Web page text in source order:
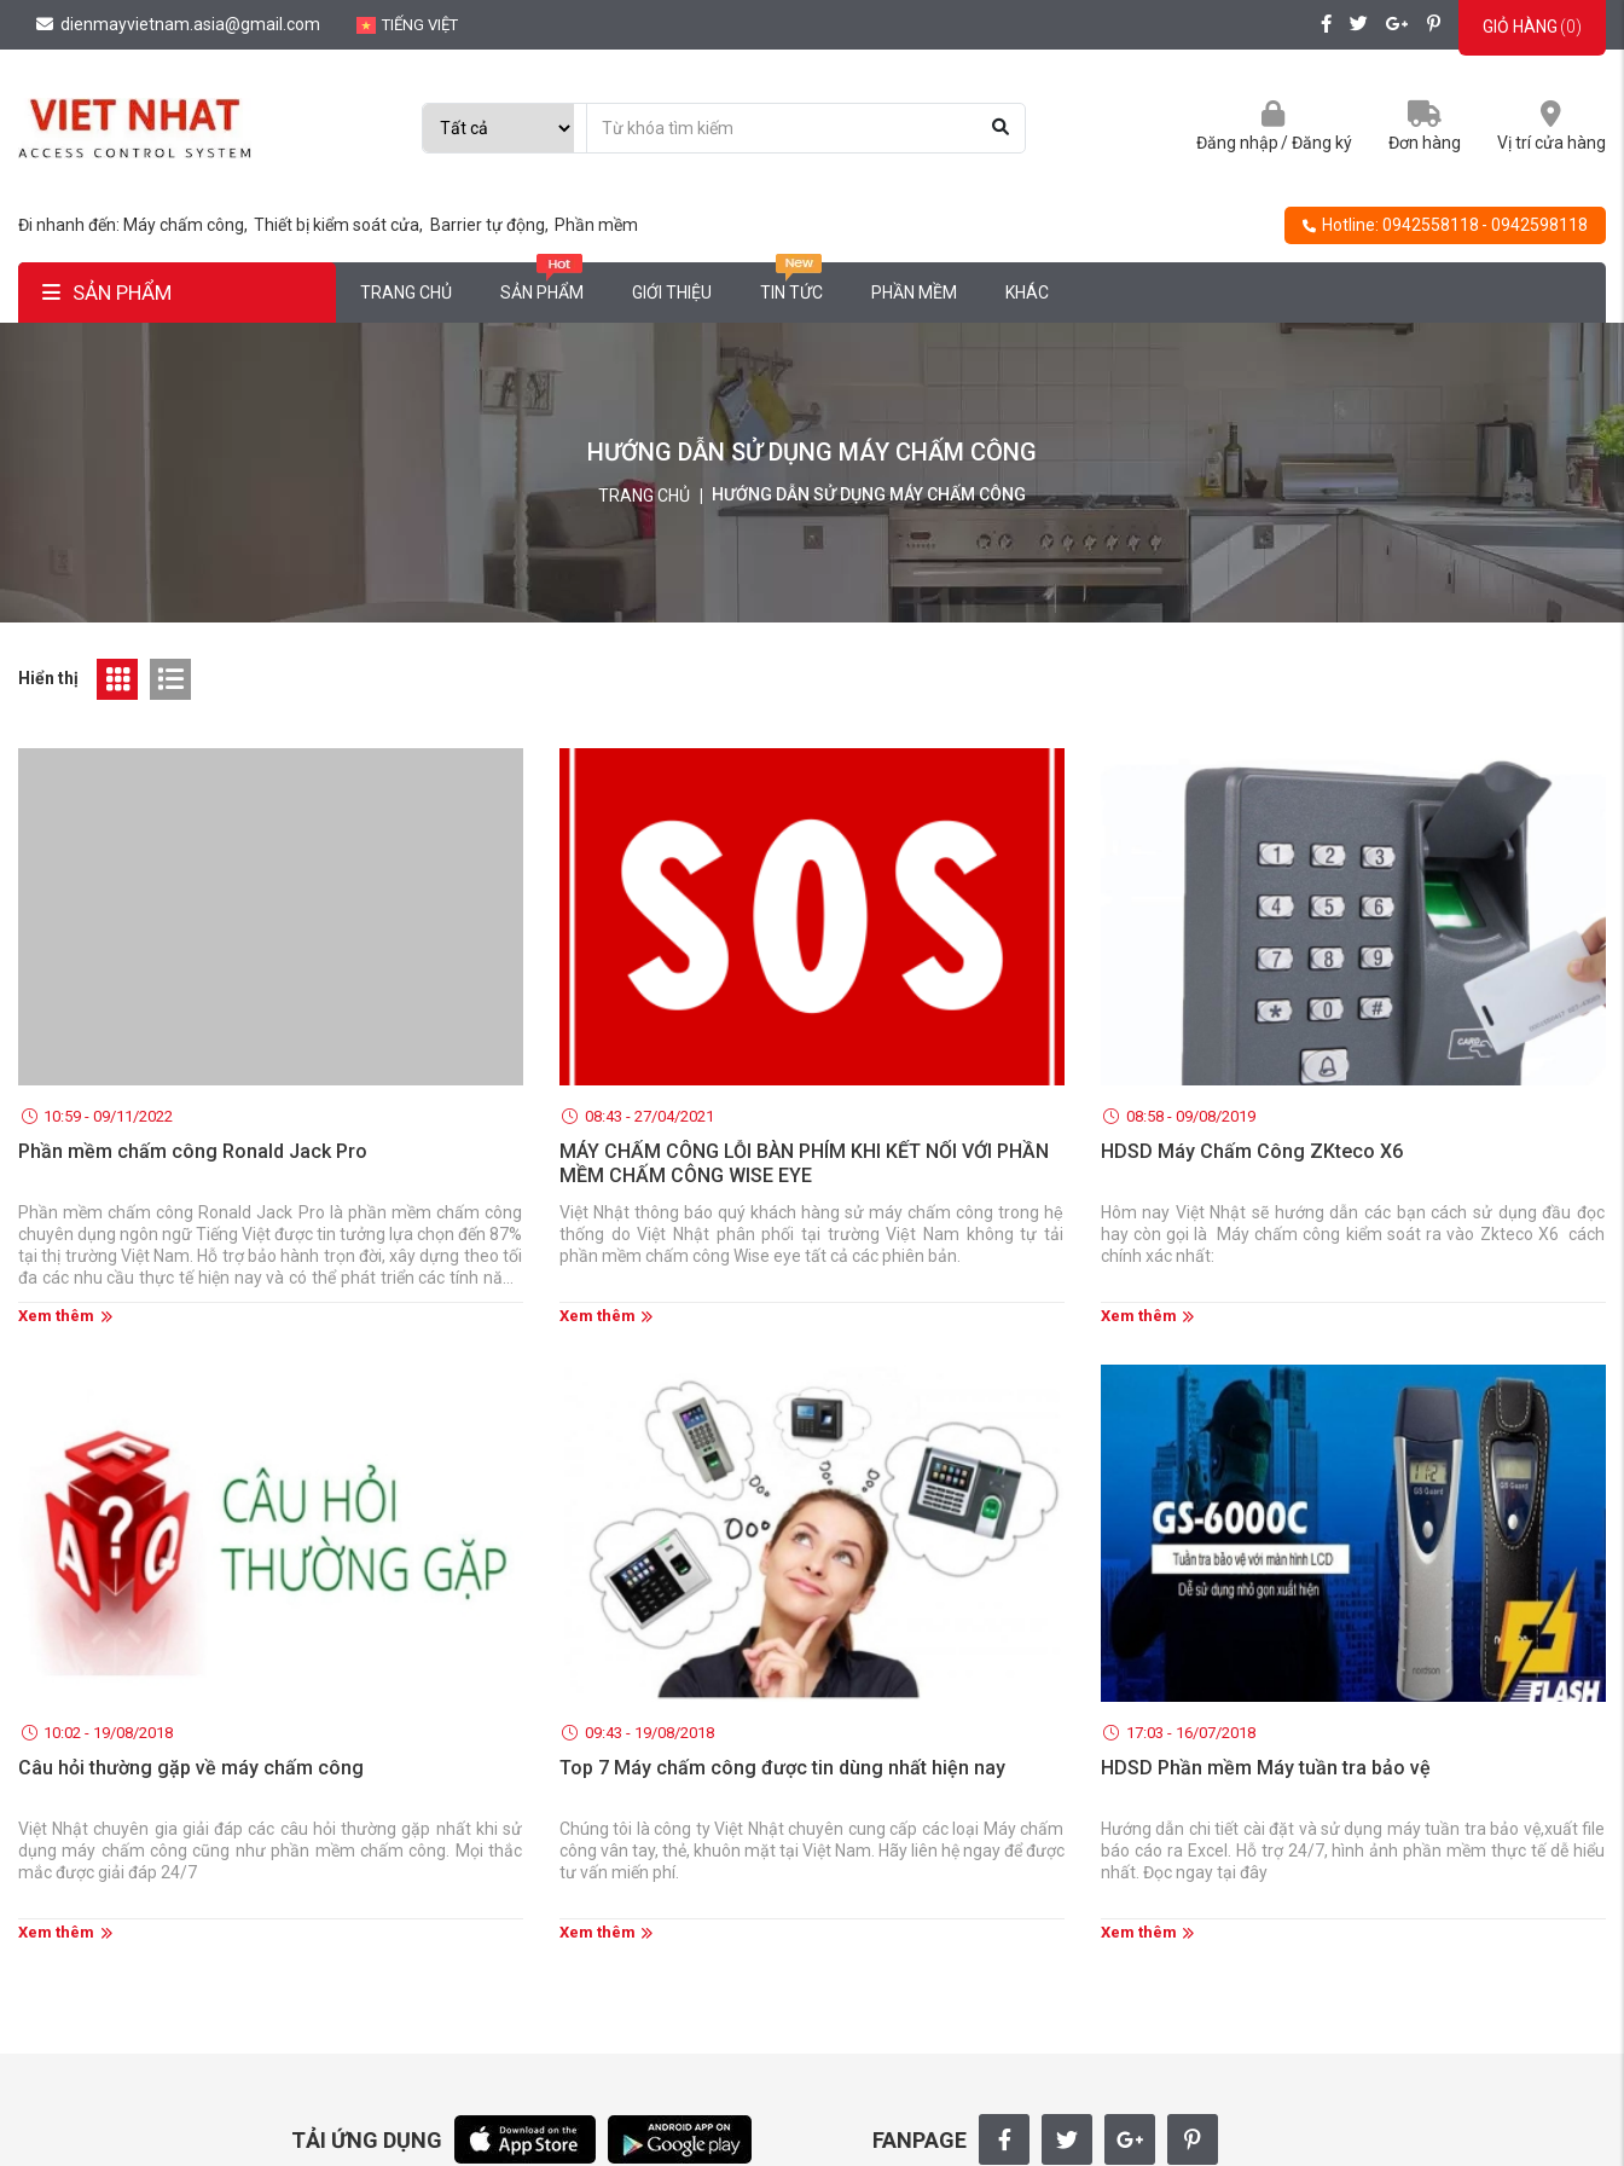
dienmayvietnam.asia@gmail.com TIẾNG VIỆT GIỎ HÀNG (0)
Đăng nhập /Đăng ký Đơn hàng Vị trí cửa hàng
Đi nhanh đến: Máy chấm công, Thiết bị kiểm soát cửa, Barrier tự động, Phần mềm Hotline: 0942558118 - 0942598118
SẢN PHẨM TRANG CHỦ SẢN PHẨM GIỚI THIỆU TIN TỨC PHẦN MỀM KHÁC
HƯỚNG DẪN SỬ DỤNG MÁY CHẤM CÔNG
TRANG CHỦ HƯỚNG DẪN SỬ DỤNG MÁY CHẤM CÔNG
Hiển thị
10:59 - 09/11/2022
Phần mềm chấm công Ronald Jack Pro
Phần mềm chấm công Ronald Jack Pro là phần mềm chấm công
chuyên dụng ngôn ngữ Tiếng Việt được tin tưởng lựa chọn đến 87%
tại thị trường Việt Nam. Hỗ trợ bảo hành trọn đời, xây dựng theo tối
đa các nhu cầu thực tế hiện nay và có thể phát triển các tính năng
Xem thêm
08:43 - 27/04/2021
MÁY CHẤM CÔNG LỖI BÀN PHÍM KHI KẾT NỐI VỚI PHẦN
MỀM CHẤM CÔNG WISE EYE
Việt Nhật thông báo quý khách hàng sử máy chấm công trong hệ
thống do Việt Nhật phân phối tại trường Việt Nam không tự tải
phần mềm chấm công Wise eye tất cả các phiên bản.
Xem thêm
08:58 - 09/08/2019
HDSD Máy Chấm Công ZKteco X6
Hôm nay Việt Nhật sẽ hướng dẫn các bạn cách sử dụng đầu đọc
hay còn gọi là Máy chấm công kiểm soát ra vào Zkteco X6 cách
chính xác nhất:
Xem thêm
10:02 - 19/08/2018
Câu hỏi thường gặp về máy chấm công
Việt Nhật chuyên gia giải đáp các câu hỏi thường gặp nhất khi sử
dụng máy chấm công cũng như phần mềm chấm công. Mọi thắc
mắc được giải đáp 24/7
Xem thêm
09:43 - 19/08/2018
Top 7 Máy chấm công được tin dùng nhất hiện nay
Chúng tôi là công ty Việt Nhật chuyên cung cấp các loại Máy chấm
công vân tay, thẻ, khuôn mặt tại Việt Nam. Hãy liên hệ ngay để được
tư vấn miến phí.
Xem thêm
17:03 - 16/07/2018
HDSD Phần mềm Máy tuần tra bảo vệ
Hướng dẫn chi tiết cài đặt và sử dụng máy tuần tra bảo vệ,xuất file
báo cáo ra Excel. Hỗ trợ 24/7, hình ảnh phần mềm thực tế dễ hiểu
nhất. Đọc ngay tại đây
Xem thêm
TẢI ỨNG DỤNG FANPAGE